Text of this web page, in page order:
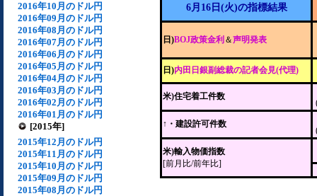
2016年10月のドル円
2016年09月のドル円
2016年08月のドル円
2016年07月のドル円
2016年06月のドル円
2016年05月のドル円
2016年04月のドル円
2016年03月のドル円
2016年02月のドル円
2016年01月のドル円
[2015年]
2015年12月のドル円
2015年11月のドル円
2015年10月のドル円
2015年09月のドル円
2015年08月のドル円
6月16日(火)の指標結果
日)BOJ政策金利 ＆声明発表
日)内田日銀副総裁の記者会見(代理)
米)住宅着工件数
↑・建設許可件数
米)輸入物価指数
[前月比/前年比]